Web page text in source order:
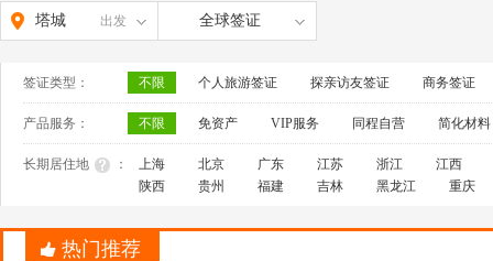
塔城 出发 全球签证
签证类型： 不限 个人旅游签证 探亲访友签证 商务签证
产品服务： 不限 免资产 VIP服务 同程自营 简化材料
长期居住地 ： 上海 北京 广东 江苏 浙江
江西
陕西
贵州 福建 吉林 黑龙江 重庆
热门推荐